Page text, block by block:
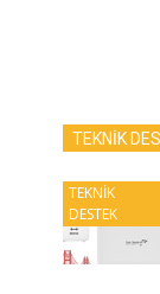
TEKNİK
TEKNİK
DESTEK